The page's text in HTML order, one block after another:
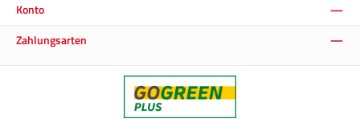
Konto
Zahlungsarten